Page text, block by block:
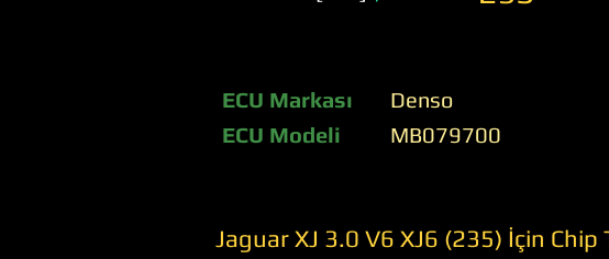
ECU Markası
ECU Modeli
Denso
MB079700
Jaguar XJ 3.0 V6 XJ6 (235) İçin Chip